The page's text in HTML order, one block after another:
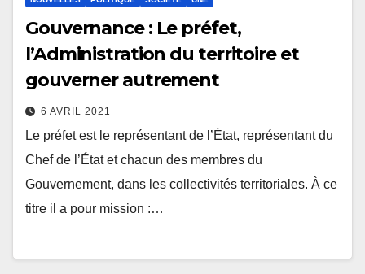
Gouvernance : Le préfet,
l’Administration du territoire et
gouverner autrement
6 AVRIL 2021
Le préfet est le représentant de l’État, représentant du
Chef de l’État et chacun des membres du
Gouvernement, dans les collectivités territoriales. À ce
titre il a pour mission :…